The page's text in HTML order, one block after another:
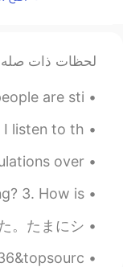
JP
EN
んしろう？
لحظات ذات صله
listening. people are sti...
world when I listen to th...
animal populations over ...
are you doing? 3. How is...
楽しかった。今めっちゃそれがしたくなってきた。たまにシ...